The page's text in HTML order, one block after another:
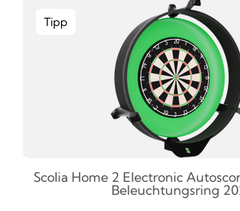
Tipp
Scolia Home 2 Electronic
Beleuchtungsring